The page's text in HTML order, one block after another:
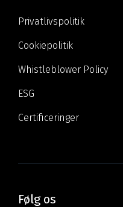
Privatlivspolitik
Cookiepolitik
Whistleblower Policy
ESG
Certificeringer
Følg os